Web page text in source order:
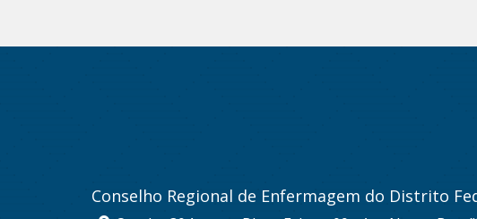
Conselho Regional de Enfermagem do Distrito